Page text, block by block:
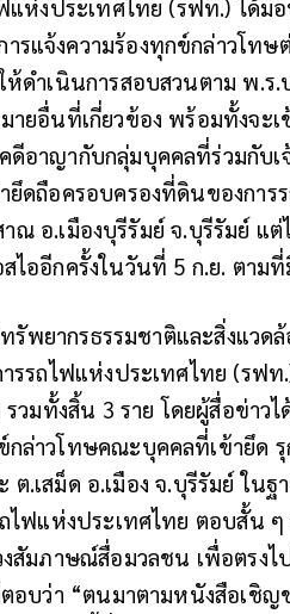
แห่งประเทศไทย (รฟท.) ได้
ารแจ้งความร้องทุกข์กล่าวโ
ดำเนินการสอบสวนตาม พ.ร
ยอื่นที่เกี่ยวข้อง พร้อมทั้งจะเ
ดีอาญากับกลุ่มบุคคลที่ร่วมกับ
ยึดถือครอบครองที่ดินของกา
าณ อ.เมืองบุรีรัมย์ จ.บุรีรัมย์ แ
ไออีกครั้งในวันที่ 5 ก.ย. ตาม
รัพยากรธรรมชาติและสิ่งแว
รรถไฟแห่งประเทศไทย (รฟ
วมทั้งสิ้น 3 ราย โดยผู้สื่อข่าว
ล่าวโทษคณะบุคคลที่เข้ายึด รุ
ต.เสม็ด อ.เมือง จ.บุรีรัมย์ ใน
ไฟแห่งประเทศไทย ตอบสั้น
สัมภาษณ์สื่อมวลชน เพื่อตรง
อบว่า “ตนมาตามหนังสือเชิญ